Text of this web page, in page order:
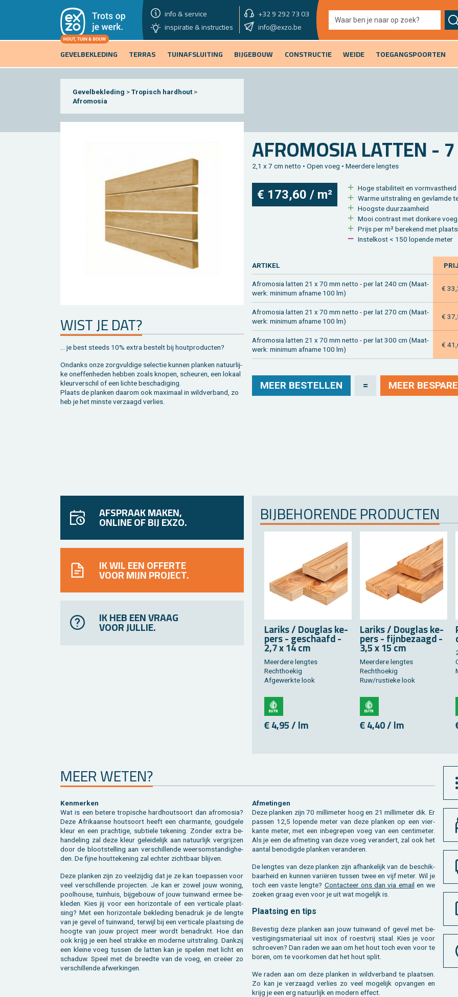
info & service +32 9 292 73 03
showroom vandaag
inspiratie & instructies
info@exzo.be 9u - 12u30
GEVELBEKLEDING
TERRAS TUINAFSLUITING BIJGEBOUW CONSTRUCTIE WEIDE TOEGANGSPOORTEN
Gevelbekleding >Tropisch hardhout>
Afromosia
WIST JE DAT?
... je best steeds 10% extra be­stelt bij hout­pro­duc­ten?
On­danks onze zorg­vul­di­ge se­lec­tie kun­nen plan­ken na­tuur­lij­
ke on­ef­fen­he­den heb­ben zoals kno­pen, scheu­ren, een lo­kaal
kleur­ver­schil of een lich­te be­scha­di­ging.
Plaats de plan­ken daar­om ook maxi­maal in wild­ver­band, zo
heb je het min­ste ver­zaagd ver­lies.
AF­RO­MO­SIA LAT­TEN -
2,1 x 7 cm netto • Open voeg • Meer­de­re leng­tes
€ 173,60 / m²
Hoge sta­bi­li­teit en vorm­vast­heid
Warme uit­stra­ling en ge­vlam­de
Hoog­ste duur­zaam­heid
Mooi con­trast met don­ke­re voeg
Prijs per m² be­re­kend met
In­stel­kost < 150 lo­pen­de meter
AR­TI­KEL
Af­ro­mo­sia lat­ten 21 x 70 mm netto - per lat 240 cm (Maat­
werk: mi­ni­mum af­na­me 100 lm)
€
Af­ro­mo­sia lat­ten 21 x 70 mm netto - per lat 270 cm (Maat­
werk: mi­ni­mum af­na­me 100 lm)
€
Af­ro­mo­sia lat­ten 21 x 70 mm netto - per lat 300 cm (Maat­
werk: mi­ni­mum af­na­me 100 lm)
€
MEER BE­STEL­LEN = MEER
AFSPRAAK MAKEN,
ONLINE OF BIJ EXZO.
IK WIL EEN OFFERTE
VOOR MIJN PROJECT.
IK HEB EEN VRAAG
VOOR JULLIE.
BIJ­BE­HO­REN­DE PRO­DUC­TEN
La­riks / Dou­g­las ke­
pers - ge­schaafd -
2,7 x 14 cm
Meer­de­re leng­tes
Recht­hoe­kig
Af­ge­werk­te look
€ 4,95 / lm
La­riks / Dou­g­las ke­
pers - fijn­be­zaagd -
3,5 x 15 cm
Meer­de­re leng­tes
Recht­hoe­kig
Ruw/rus­tie­ke look
€ 4,40 / lm
MEER WETEN?
Ken­mer­ken
Wat is een be­te­re tro­pi­sche hard­hout­soort dan af­ro­mo­sia?
Deze Afri­kaan­se hout­soort heeft een char­man­te, goud­ge­le
kleur en een prach­ti­ge, sub­tie­le te­ke­ning. Zon­der extra be­
han­de­ling zal deze kleur ge­lei­de­lijk aan na­tuur­lijk ver­grij­zen
door de bloot­stel­ling aan ver­schil­len­de weers­om­stan­dig­he­
den. De fijne hout­te­ke­ning zal ech­ter zicht­baar blij­ven.
Deze plan­ken zijn zo veel­zij­dig dat je ze kan toe­pas­sen voor
veel ver­schil­len­de pro­jec­ten. Je kan er zowel jouw wo­ning,
pool­hou­se, tuin­huis, bij­ge­bouw of jouw tuin­wand ermee be­
kle­den. Kies jij voor een ho­ri­zon­ta­le of een ver­ti­ca­le plaat­
sing? Met een ho­ri­zon­ta­le be­kle­ding be­na­druk je de leng­te
van je gevel of tuin­wand, ter­wijl bij een ver­ti­ca­le plaat­sing de
hoog­te van jouw pro­ject meer wordt be­na­drukt. Hoe dan
ook krijg je een heel strak­ke en mo­der­ne uit­stra­ling. Dank­zij
een klei­ne voeg tus­sen de lat­ten kan je spe­len met licht en
scha­duw. Speel met de breed­te van de voeg, en creëer zo
ver­schil­len­de af­wer­kin­gen.
Af­me­tin­gen
Deze plan­ken zijn 70 mil­li­me­ter hoog en 21 mil­li­me­ter dik. Er
pas­sen 12,5 lo­pen­de meter van deze plan­ken op een vier­
kan­te meter, met een in­be­gre­pen voeg van een cen­ti­me­ter.
Als je een de af­me­ting van deze voeg ver­an­dert, zal ook het
aan­tal be­no­dig­de plan­ken ver­an­de­ren.
De leng­tes van deze plan­ken zijn af­han­ke­lijk van de be­schik­
baar­heid en kun­nen variëren tus­sen twee en vijf meter. Wil je
toch een vaste leng­te? Con­tac­teer ons dan via email en we
zoe­ken graag even voor je uit wat mo­ge­lijk is.
Plaat­sing en tips
Be­ves­tig deze plan­ken aan jouw tuin­wand of gevel met be­
ves­ti­gings­ma­te­ri­aal uit inox of roest­vrij staal. Kies je voor
schroe­ven? Dan raden we aan om het hout toch even voor te
boren, om te voor­ko­men dat het hout split.
We raden aan om deze plan­ken in wild­ver­band te plaat­sen.
Zo kan je ver­zaagd ver­lies zo veel mo­ge­lijk op­van­gen en
krijg je een erg na­tuur­lijk en mo­dern ef­fect.